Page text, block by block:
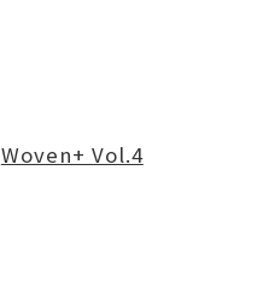
Woven+ Vol.4